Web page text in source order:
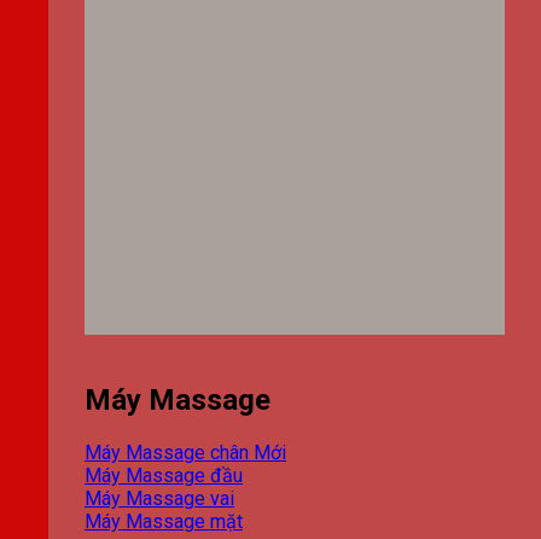
Máy Massage
Máy Massage chân
Máy Massage đầu
Máy Massage vai
Máy Massage mặt